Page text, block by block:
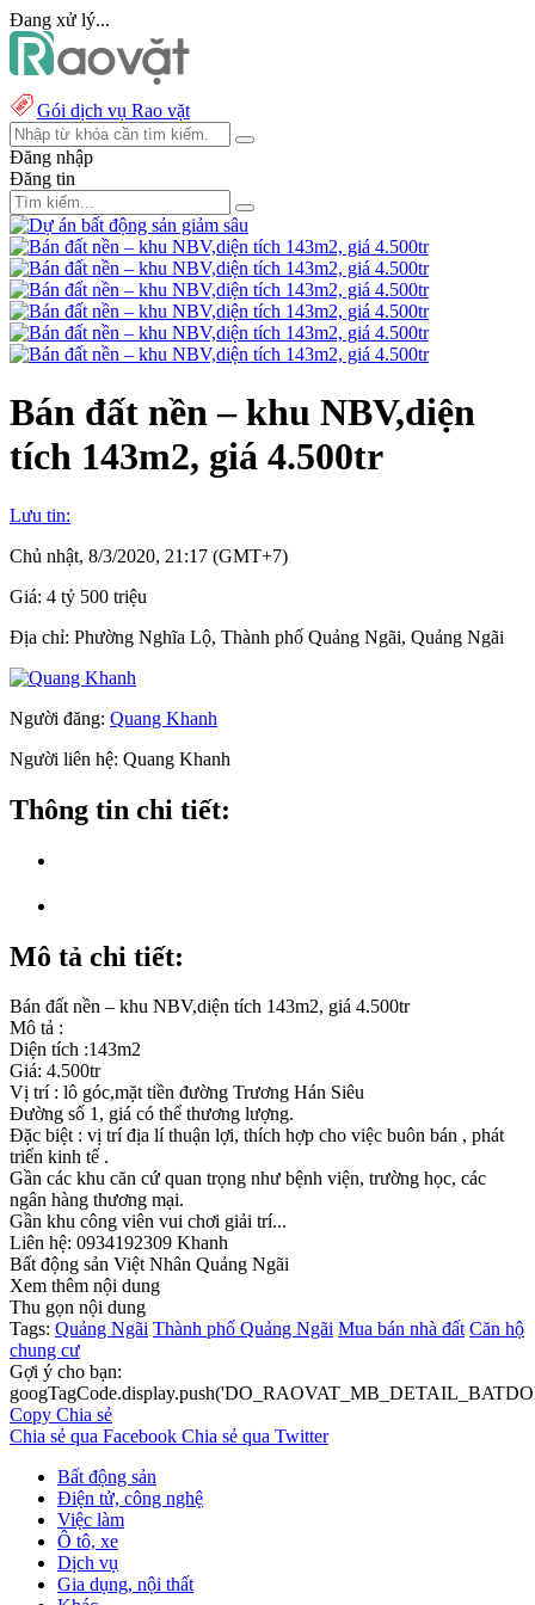
Đang xử lý...
Gói dịch vụ Rao vặt
Đăng nhập
Đăng tin
Bán đất nền – khu NBV,diện
tích 143m2, giá 4.500tr
Lưu tin:
Chủ nhật, 8/3/2020, 21:17 (GMT+7)
Giá: 4 tỷ 500 triệu
Địa chỉ: Phường Nghĩa Lộ, Thành phố Quảng Ngãi, Quảng Ngãi
Người đăng: Quang Khanh
Người liên hệ: Quang Khanh
Thông tin chi tiết:
Mô tả chi tiết:
Bán đất nền – khu NBV,diện tích 143m2, giá 4.500tr
Mô tả :
Diện tích :143m2
Giá: 4.500tr
Vị trí : lô góc,mặt tiền đường Trương Hán Siêu
Đường số 1, giá có thể thương lượng.
Đặc biệt : vị trí địa lí thuận lợi, thích hợp cho việc buôn bán , phát
triển kinh tế .
Gần các khu căn cứ quan trọng như bệnh viện, trường học, các
ngân hàng thương mại.
Gần khu công viên vui chơi giải trí...
Liên hệ: 0934192309 Khanh
Bất động sản Việt Nhân Quảng Ngãi
Xem thêm nội dung
Thu gọn nội dung
Tags: Quảng Ngãi Thành phố Quảng Ngãi Mua bán nhà đất Căn hộ
chung cư
Gợi ý cho bạn:
Copy Chia sẻ
Chia sẻ qua Facebook Chia sẻ qua Twitter
Bất động sản
Điện tử, công nghệ
Việc làm
Ô tô, xe
Dịch vụ
Gia dụng, nội thất